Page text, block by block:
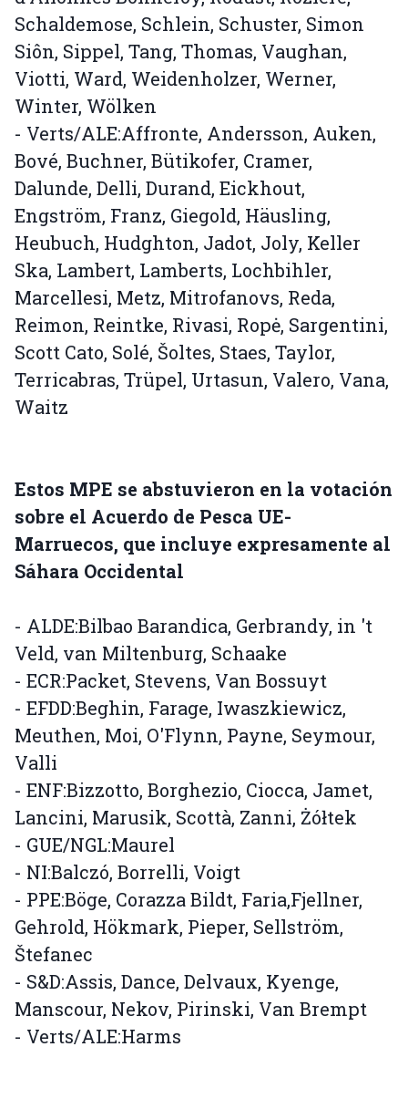
Schaldemose, Schlein, Schuster, Simon
Siôn, Sippel, Tang, Thomas, Vaughan,
Viotti, Ward, Weidenholzer, Werner,
Winter, Wölken
- Verts/ALE:Affronte, Andersson, Auken,
Bové, Buchner, Bütikofer, Cramer,
Dalunde, Delli, Durand, Eickhout,
Engström, Franz, Giegold, Häusling,
Heubuch, Hudghton, Jadot, Joly, Keller
Ska, Lambert, Lamberts, Lochbihler,
Marcellesi, Metz, Mitrofanovs, Reda,
Reimon, Reintke, Rivasi, Ropė, Sargentini,
Scott Cato, Solé, Šoltes, Staes, Taylor,
Terricabras, Trüpel, Urtasun, Valero, Vana,
Waitz
Estos MPE se abstuvieron en la votación
sobre el Acuerdo de Pesca UE-
Marruecos, que incluye expresamente al
Sáhara Occidental
- ALDE:Bilbao Barandica, Gerbrandy, in 't
Veld, van Miltenburg, Schaake
- ECR:Packet, Stevens, Van Bossuyt
- EFDD:Beghin, Farage, Iwaszkiewicz,
Meuthen, Moi, O'Flynn, Payne, Seymour,
Valli
- ENF:Bizzotto, Borghezio, Ciocca, Jamet,
Lancini, Marusik, Scottà, Zanni, Żółtek
- GUE/NGL:Maurel
- NI:Balczó, Borrelli, Voigt
- PPE:Böge, Corazza Bildt, Faria,Fjellner,
Gehrold, Hökmark, Pieper, Sellström,
Štefanec
- S&D:Assis, Dance, Delvaux, Kyenge,
Manscour, Nekov, Pirinski, Van Brempt
- Verts/ALE:Harms